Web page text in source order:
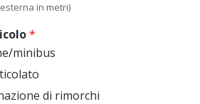
in metri)
*
minibus
di rimorchi